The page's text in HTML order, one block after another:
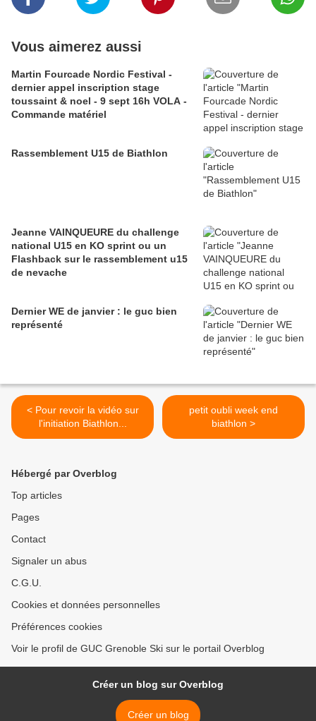
Vous aimerez aussi
Martin Fourcade Nordic Festival -
dernier appel inscription stage
toussaint & noel - 9 sept 16h VOLA -
Commande matériel
Rassemblement U15 de Biathlon
Jeanne VAINQUEURE du challenge
national U15 en KO sprint ou un
Flashback sur le rassemblement u15
de nevache
Dernier WE de janvier : le guc bien
représenté
< Pour revoir la vidéo sur
l'initiation Biathlon...
petit oubli week end
biathlon >
Hébergé par Overblog
Top articles
Pages
Contact
Signaler un abus
C.G.U.
Cookies et données personnelles
Préférences cookies
Voir le profil de GUC Grenoble Ski sur le portail Overblog
Créer un blog sur Overblog
Créer un blog